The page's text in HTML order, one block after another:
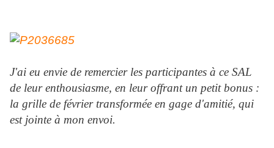
J'ai eu envie de remercier les participantes à ce SAL
de leur enthousiasme, en leur offrant un petit bonus :
la grille de février transformée en gage d'amitié, qui
est jointe à mon envoi.